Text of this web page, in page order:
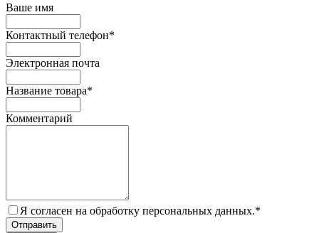
Ваше имя
Контактный телефон*
Электронная почта
Название товара*
Комментарий
Я согласен на обработку персональных данных.*